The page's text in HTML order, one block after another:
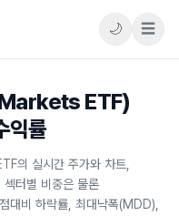
🌙 ☰
ETF)
익률
의 실시간 주가와 차트,
섹터별 비중은 물론
대비 하락률, 최대낙폭(MDD),